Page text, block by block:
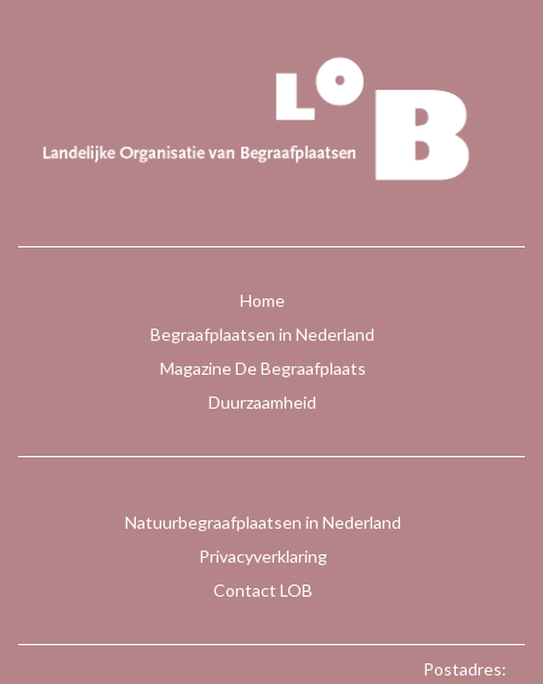
Home
Begraafplaatsen in Nederland
Magazine De Begraafplaats
Duurzaamheid
Natuurbegraafplaatsen in Nederland
Privacyverklaring
Contact LOB
Postadres: